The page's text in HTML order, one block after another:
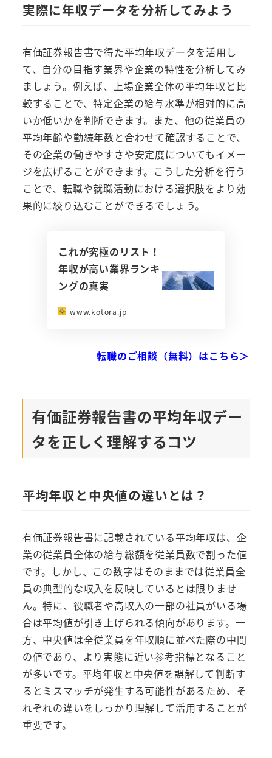
実際に年収データを分析してみよう
有価証券報告書で得た平均年収データを活用し
て、自分の目指す業界や企業の特性を分析してみ
ましょう。例えば、上場企業全体の平均年収と比
較することで、特定企業の給与水準が相対的に高
いか低いかを判断できます。また、他の従業員の
平均年齢や勤続年数と合わせて確認することで、
その企業の働きやすさや安定度についてもイメー
ジを広げることができます。こうした分析を行う
ことで、転職や就職活動における選択肢をより効
果的に絞り込むことができるでしょう。
これが究極のリスト！
年収が高い業界ランキ
ングの真実
www.kotora.jp
転職のご相談（無料）はこちら＞
有価証券報告書の平均年収デー
タを正しく理解するコツ
平均年収と中央値の違いとは？
有価証券報告書に記載されている平均年収は、企
業の従業員全体の給与総額を従業員数で割った値
です。しかし、この数字はそのままでは従業員全
員の典型的な収入を反映しているとは限りませ
ん。特に、役職者や高収入の一部の社員がいる場
合は平均値が引き上げられる傾向があります。一
方、中央値は全従業員を年収順に並べた際の中間
の値であり、より実態に近い参考指標となること
が多いです。平均年収と中央値を誤解して判断す
るとミスマッチが発生する可能性があるため、そ
れぞれの違いをしっかり理解して活用することが
重要です。